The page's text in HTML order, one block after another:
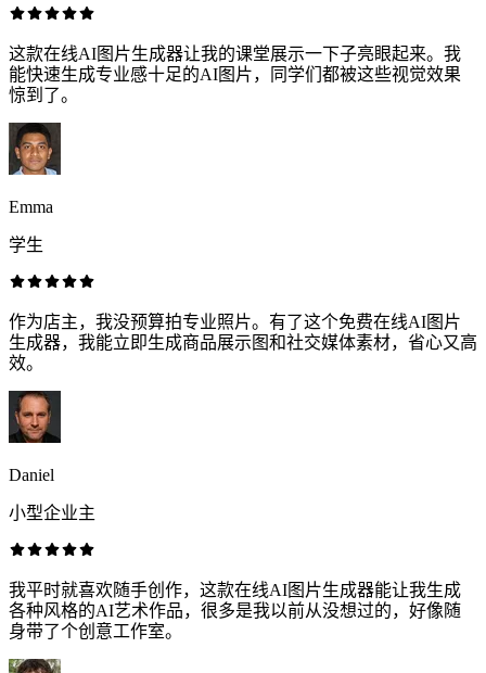
这款在线AI图片生成器让我的课堂展示一下子亮眼起来。我
能快速生成专业感十足的AI图片，同学们都被这些视觉效果
惊到了。
Emma
学生
作为店主，我没预算拍专业照片。有了这个免费在线AI图片
生成器，我能立即生成商品展示图和社交媒体素材，省心又高
效。
Daniel
小型企业主
我平时就喜欢随手创作，这款在线AI图片生成器能让我生成
各种风格的AI艺术作品，很多是我以前从没想过的，好像随
身带了个创意工作室。